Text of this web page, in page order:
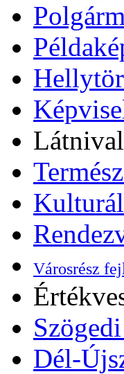
Városrész
Dél-